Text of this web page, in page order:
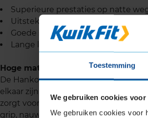
Toestemming
We gebruiken cookies
We gebruiken cookies voor
Superieure prestaties op natte
Uitstekende grip op droog wegdek
Goede stabiliteit op rechte
Lange levensduur
Hoge mate van veiligheid
De Hankook Ventus Prime3 K125
elkaar zijn afgestemd. Dit verhoogt
zorgt voor de uitstekende
grip, nauwkeurig stuurrespons en